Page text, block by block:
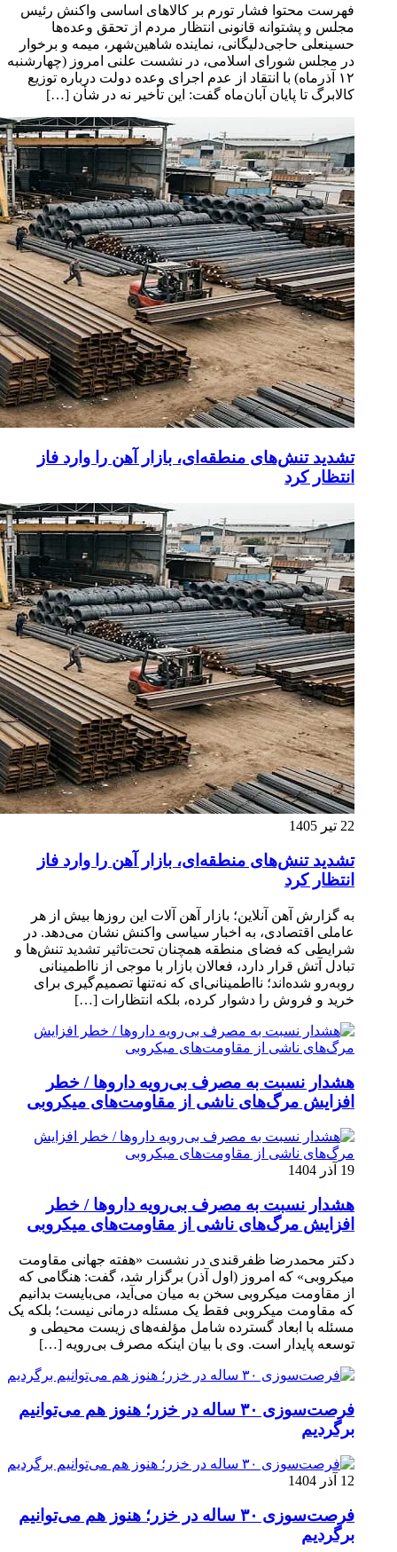
فهرست محتوا فشار تورم بر کالاهای اساسی واکنش رئیس
مجلس و پشتوانه قانونی انتظار مردم از تحقق وعده‌ها
حسینعلی حاجی‌دلیگانی، نماینده شاهین‌شهر، میمه و برخوار
در مجلس شورای اسلامی، در نشست علنی امروز (چهارشنبه
۱۲ آذرماه) با انتقاد از عدم اجرای وعده دولت درباره توزیع
کالابرگ تا پایان آبان‌ماه گفت: این تأخیر نه در شأن […]
تشدید تنش‌های منطقه‌ای، بازار آهن را وارد فاز
انتظار کرد
22 تیر 1405
تشدید تنش‌های منطقه‌ای، بازار آهن را وارد فاز
انتظار کرد
به گزارش آهن آنلاین؛ بازار آهن آلات این روزها بیش از هر
عاملی اقتصادی، به اخبار سیاسی واکنش نشان می‌دهد. در
شرایطی که فضای منطقه همچنان تحت‌تاثیر تشدید تنش‌ها و
تبادل آتش قرار دارد، فعالان بازار با موجی از نااطمینانی
روبه‌رو شده‌اند؛ نااطمینانی‌ای که نه‌تنها تصمیم‌گیری برای
خرید و فروش را دشوار کرده، بلکه انتظارات […]
هشدار نسبت به مصرف بی‌رویه داروها / خطر
افزایش مرگ‌های ناشی از مقاومت‌های میکروبی
19 آذر 1404
هشدار نسبت به مصرف بی‌رویه داروها / خطر
افزایش مرگ‌های ناشی از مقاومت‌های میکروبی
دکتر محمدرضا ظفرقندی در نشست «هفته جهانی مقاومت
میکروبی» که امروز (اول آذر) برگزار شد، گفت: هنگامی که
از مقاومت میکروبی سخن به میان می‌آید، می‌بایست بدانیم
که مقاومت میکروبی فقط یک مسئله درمانی نیست؛ بلکه یک
مسئله با ابعاد گسترده شامل مؤلفه‌های زیست محیطی و
توسعه پایدار است. وی با بیان اینکه مصرف بی‌رویه […]
فرصت‌سوزی ۳۰ ساله در خزر؛ هنوز هم می‌توانیم
برگردیم
12 آذر 1404
فرصت‌سوزی ۳۰ ساله در خزر؛ هنوز هم می‌توانیم
برگردیم